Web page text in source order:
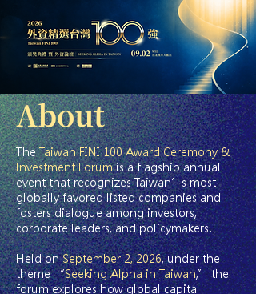
About
TheTaiwan FINI 100 Award Ceremony &
Investment Forumis a flagship annual
event that recognizes Taiwan’s most
globally favored listed companies and
fosters dialogue among investors,
corporate leaders, and policymakers.
Held onSeptember 2, 2026, under the
theme “Seeking Alpha in Taiwan,” the
forum explores how global capital